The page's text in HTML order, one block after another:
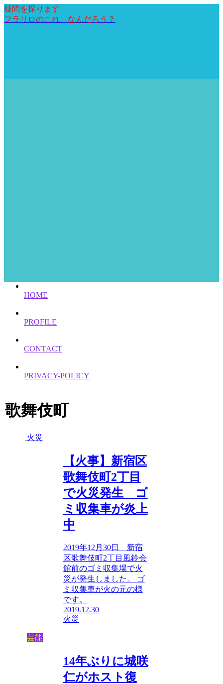
疑問を探ります
フラリロのこれ、なんだろう？
HOME
PROFILE
CONTACT
PRIVACY-POLICY
歌舞伎町
火災
【火事】新宿区
歌舞伎町2丁目
で火災発生 ゴ
ミ収集車が炎上
中
2019年12月30日 新宿
区歌舞伎町2丁目風鈴会
館前のゴミ収集場で火
災が発生しました。 ゴ
ミ収集車が火の元の様
です。
2019.12.30
火災
芸能
14年ぶりに城咲
仁がホスト復